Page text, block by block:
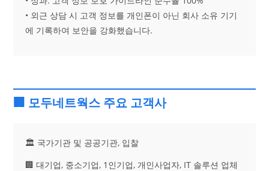
• 외근 상담 시 고객 정보를 개인폰이 아닌 회사 소유 기기
에 기록하여 보안을 강화했습니다.
🏢 모두네트웍스 주요 고객사
🏛️ 국가기관 및 공공기관, 입찰
🏢 대기업, 중소기업, 1인기업, 개인사업자, IT 솔루션 업체